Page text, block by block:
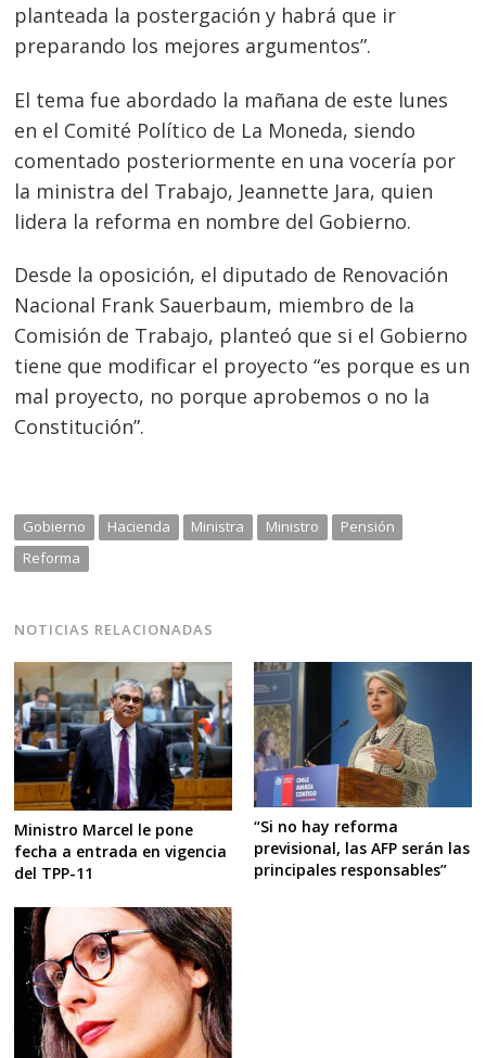
planteada la postergación y habrá que ir
preparando los mejores argumentos”.
El tema fue abordado la mañana de este lunes
en el Comité Político de La Moneda, siendo
comentado posteriormente en una vocería por
la ministra del Trabajo, Jeannette Jara, quien
lidera la reforma en nombre del Gobierno.
Desde la oposición, el diputado de Renovación
Nacional Frank Sauerbaum, miembro de la
Comisión de Trabajo, planteó que si el Gobierno
tiene que modificar el proyecto “es porque es un
mal proyecto, no porque aprobemos o no la
Constitución”.
Gobierno Hacienda Ministra Ministro
Pensión
Reforma
NOTICIAS RELACIONADAS
Ministro Marcel le pone
fecha a entrada en vigencia
del TPP-11
“Si no hay reforma
previsional, las AFP serán las
principales responsables”